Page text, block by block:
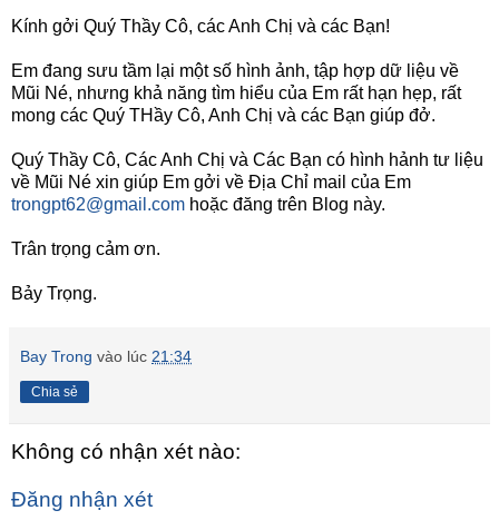
Kính gởi Quý Thầy Cô, các Anh Chị và các Bạn!
Em đang sưu tầm lại một số hình ảnh, tập hợp dữ liệu về
Mũi Né, nhưng khả năng tìm hiểu của Em rất hạn hẹp, rất
mong các Quý THầy Cô, Anh Chị và các Bạn giúp đở.
Quý Thầy Cô, Các Anh Chị và Các Bạn có hình hảnh tư liệu
về Mũi Né xin giúp Em gởi về Địa Chỉ mail của Em
trongpt62@gmail.com hoặc đăng trên Blog này.
Trân trọng cảm ơn.
Bảy Trọng.
Bay Trong vào lúc 21:34
Chia sẻ
Không có nhận xét nào:
Đăng nhận xét